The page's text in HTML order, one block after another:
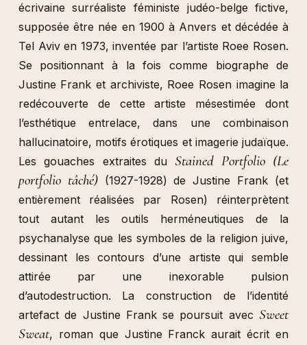
écrivaine surréaliste féministe judéo-belge fictive,
supposée être née en 1900 à Anvers et décédée à
Tel Aviv en 1973, inventée par l’artiste Roee Rosen.
Se positionnant à la fois comme biographe de
Justine Frank et archiviste, Roee Rosen imagine la
redécouverte de cette artiste mésestimée dont
l’esthétique entrelace, dans une combinaison
hallucinatoire, motifs érotiques et imagerie judaïque.
Les gouaches extraites du Stained Portfolio (Le
portfolio tâché)(1927-1928) de Justine Frank (et
entièrement réalisées par Rosen) réinterprètent
tout autant les outils herméneutiques de la
psychanalyse que les symboles de la religion juive,
dessinant les contours d’une artiste qui semble
attirée par une inexorable pulsion
d’autodestruction. La construction de l’identité
artefact de Justine Frank se poursuit avec Sweet
Sweat, roman que Justine Franck aurait écrit en